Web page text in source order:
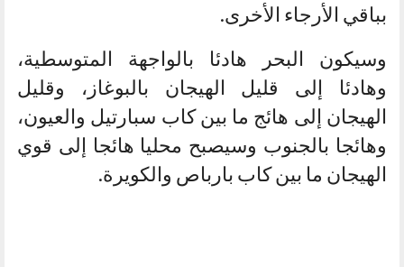
بباقي الأرجاء الأخرى.
وسيكون البحر هادئا بالواجهة المتوسطية،
وهادئا إلى قليل الهيجان بالبوغاز، وقليل
الهيجان إلى هائج ما بين كاب سبارتيل والعيون،
وهائجا بالجنوب وسيصبح محليا هائجا إلى قوي
الهيجان ما بين كاب بارباص والكويرة.